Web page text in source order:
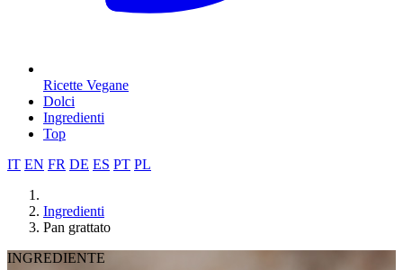
Ricette Vegane
Dolci
Ingredienti
Top
IT EN FR DE ES PT PL
Ingredienti
Pan grattato
INGREDIENTE